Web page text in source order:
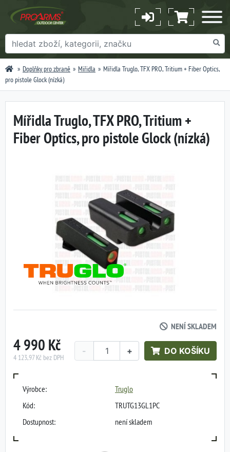
Doplňky pro zbraně Miřidla
Mířidla Truglo, TFX PRO, Tritium + Fiber Optics,
pro pistole Glock (nízká)
Mířidla Truglo, TFX PRO, Tritium +
Fiber Optics, pro pistole Glock (nízká)
NENÍ SKLADEM
4 990 Kč
4 123,97 Kč bez DPH
+
- DO KOŠÍKU
Výrobce:
Truglo
Kód:
TRUTG13GL1PC
Dostupnost:
není skladem